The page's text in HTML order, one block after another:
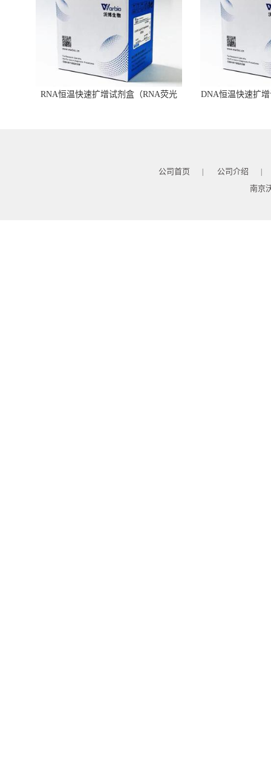
RNA恒温快速扩增试剂盒（RNA荧光
DNA恒温快速扩
公司首页 | 公司介绍 |
南京